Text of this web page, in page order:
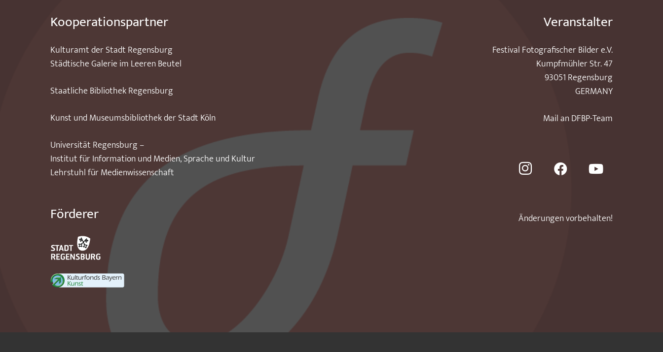
Kooperationspartner
Kulturamt der Stadt Regensburg
Städtische Galerie im Leeren Beutel
Staatliche Bibliothek Regensburg
Kunst und Museumsbibliothek der Stadt Köln
Universität Regensburg –
Institut für Information und Medien, Sprache und Kultur
Lehrstuhl für Medienwissenschaft
Förderer
Veranstalter
Festival Fotografischer Bilder e.V.
Kumpfmühler Str. 47
93051 Regensburg
GERMANY
Mail an DFBP-Team
Änderungen vorbehalten!